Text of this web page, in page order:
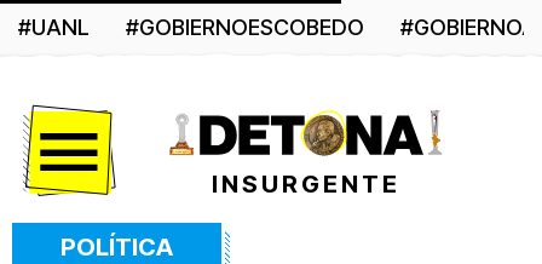
#UANL #GOBIERNOESCOBEDO
INSURGENTE
POLÍTICA